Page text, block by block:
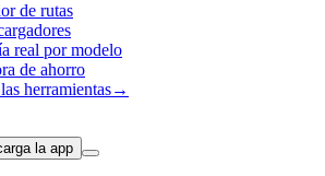
de rutas
real por modelo
de ahorro
herramientas→
la app